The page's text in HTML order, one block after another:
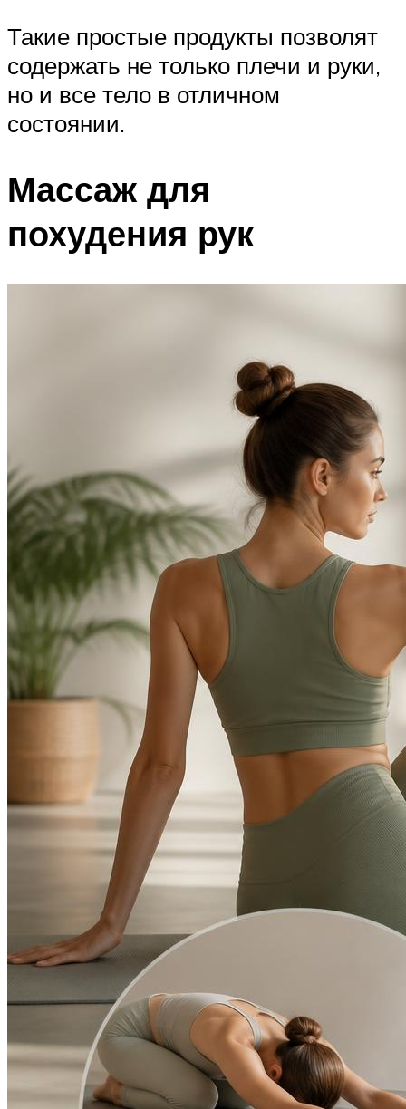
Такие простые продукты позволят
содержать не только плечи и руки,
но и все тело в отличном
состоянии.
Массаж для
похудения рук